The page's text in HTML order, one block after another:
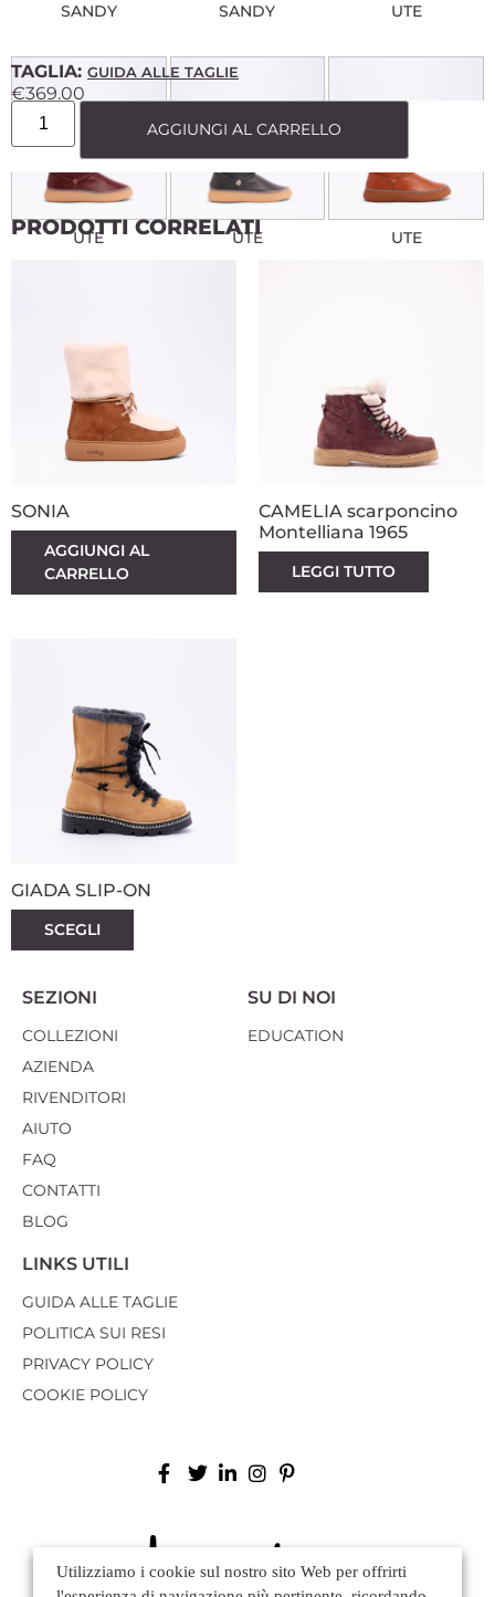
SANDY SANDY UTE
UTE UTE UTE
TAGLIA: GUIDA ALLE TAGLIE
€369.00
AGGIUNGI AL CARRELLO
PRODOTTI CORRELATI
SONIA
AGGIUNGI AL
CARRELLO
CAMELIA scarponcino
Montelliana 1965
LEGGI TUTTO
GIADA SLIP-ON
SCEGLI
SEZIONI
COLLEZIONI
AZIENDA
RIVENDITORI
AIUTO
FAQ
CONTATTI
BLOG
SU DI NOI
EDUCATION
LINKS UTILI
GUIDA ALLE TAGLIE
POLITICA SUI RESI
PRIVACY POLICY
COOKIE POLICY
Utilizziamo i cookie sul nostro sito Web per offrirti